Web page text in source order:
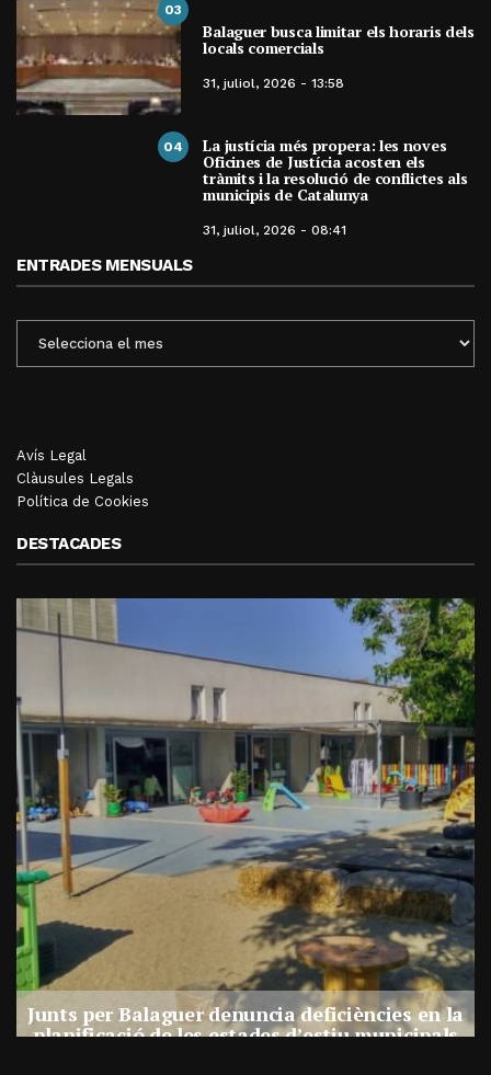
03
Balaguer busca limitar els horaris dels
locals comercials
31, juliol, 2026 - 13:58
04 La justícia més propera: les noves
Oficines de Justícia acosten els
tràmits i la resolució de conflictes als
municipis de Catalunya
31, juliol, 2026 - 08:41
ENTRADES MENSUALS
MENSUALS
Avís Legal
Clàusules Legals
Política de Cookies
DESTACADES
Junts per Balaguer denuncia deficiències en la
planificació de les estades d’estiu municipals